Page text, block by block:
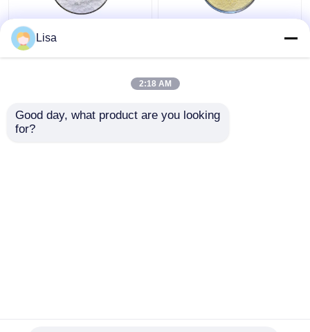
98% 순수 농축식물 추출
물 분말 흰색 피부 색조
Lisa
2:18 AM
Good day, what product are you looking
for?